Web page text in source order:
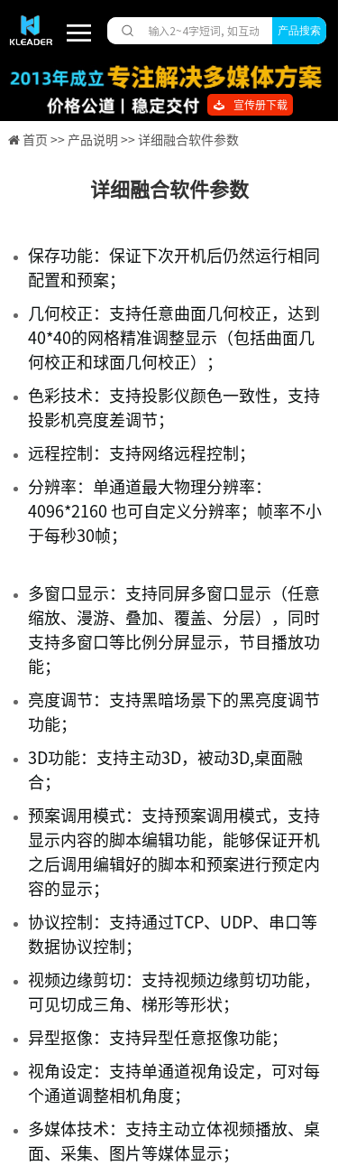
产品搜索
宣传册下载
详细融合软件参数
保存功能：保证下次开机后仍然运行相同
配置和预案；
几何校正：支持任意曲面几何校正，达到
40*40的网格精准调整显示（包括曲面几
何校正和球面几何校正）；
色彩技术：支持投影仪颜色一致性，支持
投影机亮度差调节；
远程控制：支持网络远程控制；
分辨率：单通道最大物理分辨率：
4096*2160 也可自定义分辨率；帧率不小
于每秒30帧；
多窗口显示：支持同屏多窗口显示（任意
缩放、漫游、叠加、覆盖、分层），同时
支持多窗口等比例分屏显示，节目播放功
能；
亮度调节：支持黑暗场景下的黑亮度调节
功能；
3D功能：支持主动3D，被动3D,桌面融
合；
预案调用模式：支持预案调用模式，支持
显示内容的脚本编辑功能，能够保证开机
之后调用编辑好的脚本和预案进行预定内
容的显示；
协议控制：支持通过TCP、UDP、串口等
数据协议控制；
视频边缘剪切：支持视频边缘剪切功能，
可见切成三角、梯形等形状；
异型抠像：支持异型任意抠像功能；
视角设定：支持单通道视角设定，可对每
个通道调整相机角度；
多媒体技术：支持主动立体视频播放、桌
面、采集、图片等媒体显示；
首页 >> 产品说明 >>详细融合软件参数